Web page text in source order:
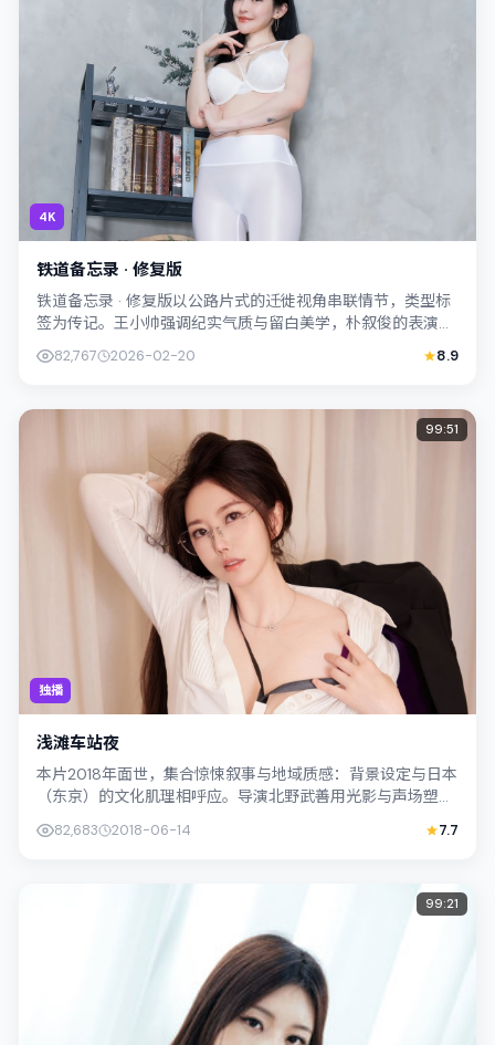
4K
铁道备忘录 · 修复版
铁道备忘录 · 修复版以公路片式的迁徙视角串联情节，类型标
签为传记。王小帅强调纪实气质与留白美学，朴叙俊的表演在
外冷内热之间切换；若你正在查找韩...
82,767 2026-02-20 8.9
独播
99:51
浅滩车站夜
本片2018年面世，集合惊悚叙事与地域质感：背景设定与日本
（东京）的文化肌理相呼应。导演北野武善用光影与声场塑造
82,683 2018-06-14 7.7
99:21